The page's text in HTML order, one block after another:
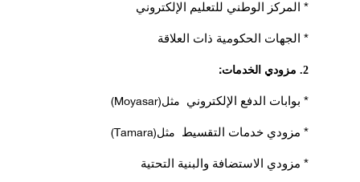
* المركز الوطني للتعليم الإلكتروني
* الجهات الحكومية ذات العلاقة
2. مزودي الخدمات :
* بوابات الدفع الإلكتروني مثل(Moyasar)
* مزودي خدمات التقسيط مثل(Tamara)
* مزودي الاستضافة والبنية التحتية